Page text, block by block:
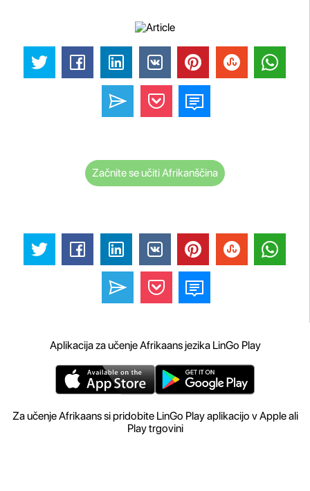
Začnite se učiti Afrikanščina
Aplikacija za učenje Afrikaans jezika LinGo Play
Za učenje Afrikaans si pridobite LinGo Play aplikacijo v Apple ali
Play trgovini